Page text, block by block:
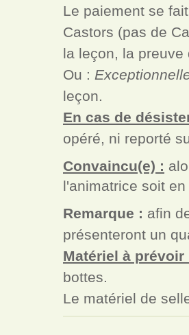
Le paiement se
Castors (pas de
la leçon, la preuve
Ou :
leçon.
En cas de
opéré, ni reporté
Convaincu(e) :
l'animatrice soit
Remarque : afin
présenteront un
Matériel à prévoir
bottes.
Le matériel de